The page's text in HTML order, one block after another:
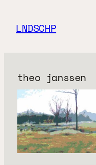
LNDSCHP
theo janssen